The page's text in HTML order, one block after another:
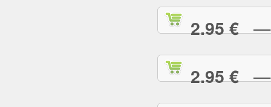
2.95 €—
2.95 €—